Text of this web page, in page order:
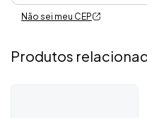
Não sei meu CEP
Produtos